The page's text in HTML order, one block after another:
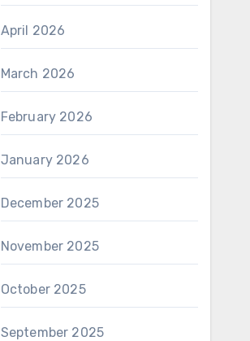
April 2026
March 2026
February 2026
January 2026
December 2025
November 2025
October 2025
September 2025